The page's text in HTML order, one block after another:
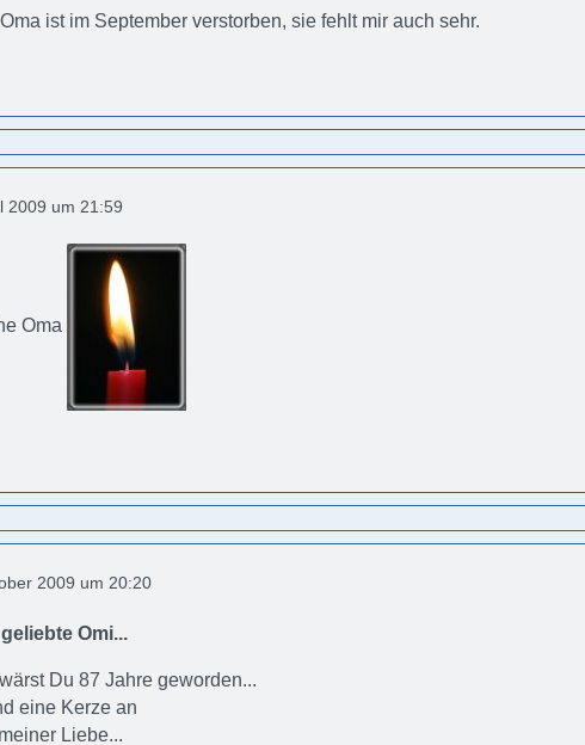
ist im September verstorben, sie fehlt mir auch sehr.
2009 um 21:59
Oma
2009 um 20:20
Omi...
Du 87 Jahre geworden...
eine Kerze an
Liebe...